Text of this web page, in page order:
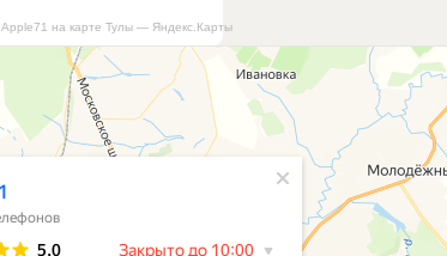
Apple71 на карте Тулы — Яндекс.Карты